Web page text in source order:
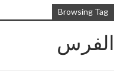
Browsing Tag
الفرس